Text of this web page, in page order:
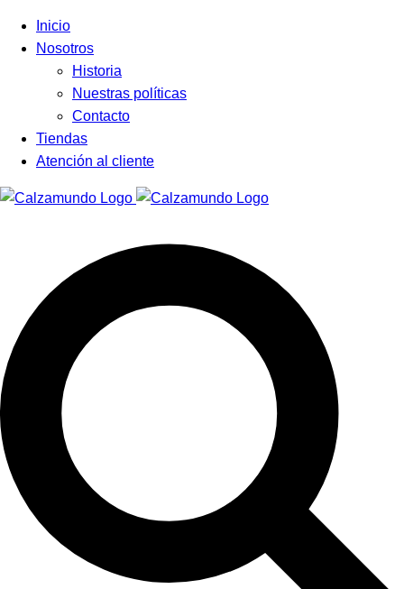
Facebook
Instagram
Tiktok
Inicio
Nosotros
Historia
Nuestras políticas
Contacto
Tiendas
Atención al cliente